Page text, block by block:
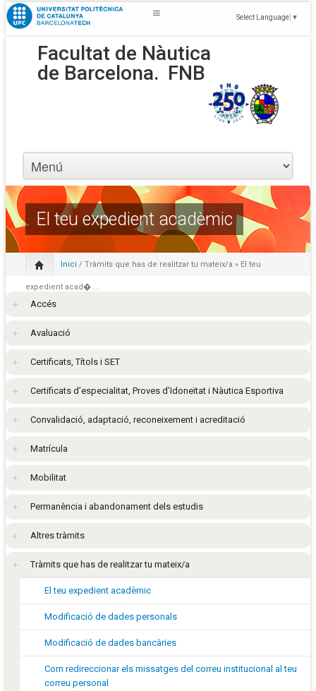
Select Language ▼
Facultat de Nàutica
de Barcelona. FNB
El teu expedient acadèmic
Inici / Tràmits que has de realitzar tu mateix/a » El teu
expedient acad� ...
Accés
Avaluació
Certificats, Títols i SET
Certificats d’especialitat, Proves d’Idoneïtat i Nàutica Esportiva
Convalidació, adaptació, reconeixement i acreditació
Matrícula
Mobilitat
Permanència i abandonament dels estudis
Altres tràmits
Tràmits que has de realitzar tu mateix/a
El teu expedient acadèmic
Modificació de dades personals
Modificació de dades bancàries
Com redireccionar els missatges del correu institucional al teu
correu personal